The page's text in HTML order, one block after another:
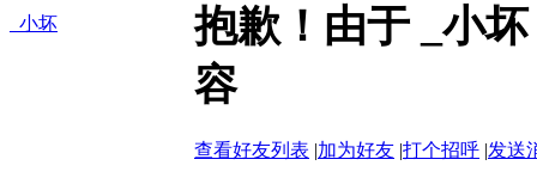
_小坏
抱歉！由于 _小
容
查看好友列表 |加为好友 |打个招呼 |发送